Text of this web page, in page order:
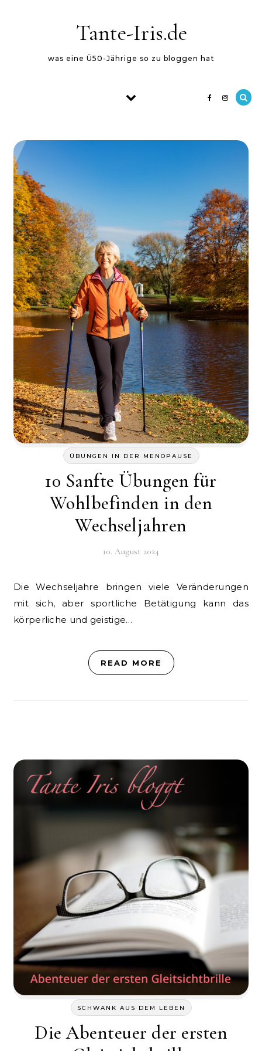
Tante-Iris.de
was eine Ü50-Jährige so zu bloggen hat
ÜBUNGEN IN DER MENOPAUSE
10 Sanfte Übungen für
Wohlbefinden in den
Wechseljahren
10. August 2024
Die Wechseljahre bringen viele Veränderungen
mit sich, aber sportliche Betätigung kann das
körperliche und geistige…
READ MORE
SCHWANK AUS DEM LEBEN
Die Abenteuer der ersten